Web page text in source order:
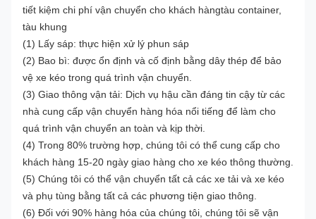
tiết kiệm chi phí vận chuyển cho khách hàngtàu container,
tàu khung
(1) Lấy sáp: thực hiện xử lý phun sáp
(2) Bao bì: được ổn định và cố định bằng dây thép để bảo
vệ xe kéo trong quá trình vận chuyển.
(3) Giao thông vận tải: Dịch vụ hậu cần đáng tin cậy từ các
nhà cung cấp vận chuyển hàng hóa nổi tiếng để làm cho
quá trình vận chuyển an toàn và kịp thời.
(4) Trong 80% trường hợp, chúng tôi có thể cung cấp cho
khách hàng 15-20 ngày giao hàng cho xe kéo thông thường.
(5) Chúng tôi có thể vận chuyển tất cả các xe tải và xe kéo
và phụ tùng bằng tất cả các phương tiện giao thông.
(6) Đối với 90% hàng hóa của chúng tôi, chúng tôi sẽ vận